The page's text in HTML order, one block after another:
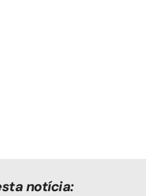
notícia: